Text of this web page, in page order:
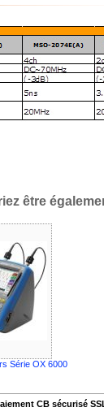
être
Série OX 6000
CB sécurisé